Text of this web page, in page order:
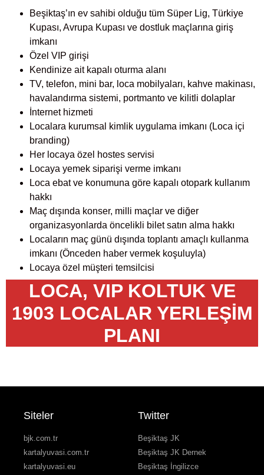
Beşiktaş’ın ev sahibi olduğu tüm Süper Lig, Türkiye
Kupası, Avrupa Kupası ve dostluk maçlarına giriş
imkanı
Özel VIP girişi
Kendinize ait kapalı oturma alanı
TV, telefon, mini bar, loca mobilyaları, kahve makinası,
havalandırma sistemi, portmanto ve kilitli dolaplar
İnternet hizmeti
Localara kurumsal kimlik uygulama imkanı (Loca içi
branding)
Her locaya özel hostes servisi
Locaya yemek siparişi verme imkanı
Loca ebat ve konumuna göre kapalı otopark kullanım
hakkı
Maç dışında konser, milli maçlar ve diğer
organizasyonlarda öncelikli bilet satın alma hakkı
Locaların maç günü dışında toplantı amaçlı kullanma
imkanı (Önceden haber vermek koşuluyla)
Locaya özel müşteri temsilcisi
LOCA, VIP KOLTUK VE
1903 LOCALAR YERLEŞİM
PLANI
Siteler
bjk.com.tr
kartalyuvasi.com.tr
kartalyuvasi.eu
Twitter
Beşiktaş JK
Beşiktaş JK Dernek
Beşiktaş İngilizce